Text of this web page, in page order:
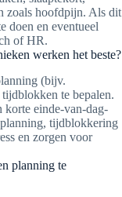
zoals hoofdpijn. Als dit
doen en eventueel
of HR.
werken het beste?
(bijv.
te bepalen.
korte einde-van-dag-
tijdblokkering
en zorgen voor
planning te